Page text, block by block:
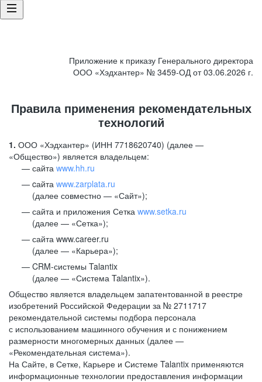
Приложение к приказу Генерального директора
ООО «Хэдхантер» № 3459-ОД от 03.06.2026 г.
Правила применения рекомендательных
технологий
1. ООО «Хэдхантер» (ИНН 7718620740) (далее —
«Общество») является владельцем:
сайта www.hh.ru
cайта www.zarplata.ru
(далее совместно — «Сайт»);
сайта и приложения Сетка www.setka.ru
(далее — «Сетка»);
сайта www.career.ru
(далее — «Карьера»);
CRM-системы Talantix
(далее — «Система Talantix»).
Общество является владельцем запатентованной в реестре
изобретений Российской Федерации за № 2711717
рекомендательной системы подбора персонала
с использованием машинного обучения и с понижением
размерности многомерных данных (далее —
«Рекомендательная система»).
На Сайте, в Сетке, Карьере и Системе Talantix применяются
информационные технологии предоставления информации